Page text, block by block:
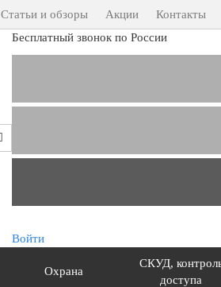
Статьи и обзоры Акции
Контакты
Бесплатный звонок по России
Войти
Охрана
СКУД,
доступа